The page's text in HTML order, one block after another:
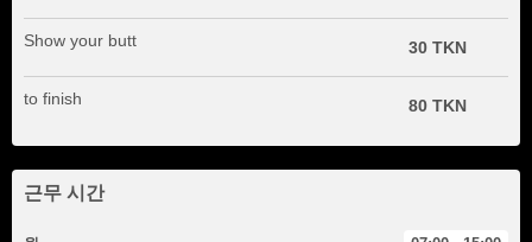
Show your butt 30 TKN
to finish 80 TKN
근무 시간